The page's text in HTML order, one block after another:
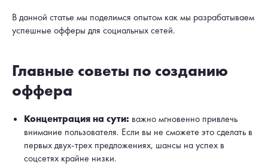
В данной статье мы поделимся опытом как мы разрабатываем
успешные офферы для социальных сетей.
Главные советы по созданию
оффера
Концентрация на сути: важно мгновенно привлечь
внимание пользователя. Если вы не сможете это сделать в
первых двух-трех предложениях, шансы на успех в
соцсетях крайне низки.